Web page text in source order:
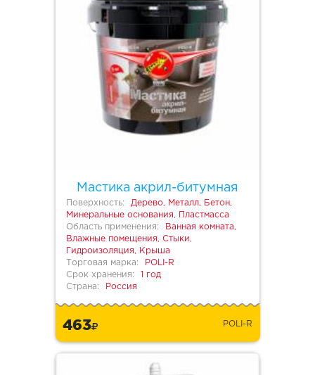
Мастика акрил-битумная
Поверхность:
Дерево, Металл, Бетон,
Минеральные основания, Пластмасса
Область применения:
Ванная комната,
Влажные помещения, Стыки,
Гидроизоляция, Крыша
Торговая марка:
POLI-R
Срок хранения:
1 год
Страна:
Россия
463 POLI-R